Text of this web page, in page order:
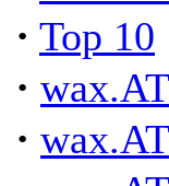
· Top 10
·
·